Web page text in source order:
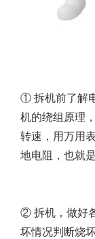
① 拆机前了解
机的绕组原理
转速，用万用
地电阻，也就
② 拆机，做好
坏情况判断烧